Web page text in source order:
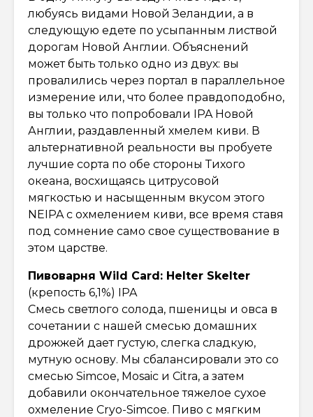
любуясь видами Новой Зеландии, а в
следующую едете по усыпанным листвой
дорогам Новой Англии. Объяснений
может быть только одно из двух: вы
провалились через портал в параллельное
измерение или, что более правдоподобно,
вы только что попробовали IPA Новой
Англии, раздавленный хмелем киви. В
альтернативной реальности вы пробуете
лучшие сорта по обе стороны Тихого
океана, восхищаясь цитрусовой
мягкостью и насыщенным вкусом этого
NEIPA с охмелением киви, все время ставя
под сомнение само свое существование в
этом царстве.
Пивоварня Wild Card: Helter Skelter
(крепость 6,1%) IPA
Смесь светлого солода, пшеницы и овса в
сочетании с нашей смесью домашних
дрожжей дает густую, слегка сладкую,
мутную основу. Мы сбалансировали это со
смесью Simcoe, Mosaic и Citra, а затем
добавили окончательное тяжелое сухое
охмеление Cryo-Simcoe. Пиво с мягким